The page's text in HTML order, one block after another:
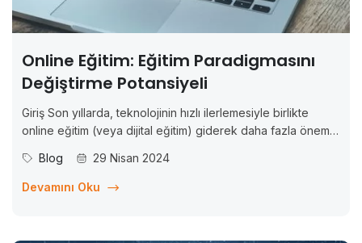
Online Eğitim: Eğitim Paradigmasını
Değiştirme Potansiyeli
Giriş Son yıllarda, teknolojinin hızlı ilerlemesiyle birlikte
online eğitim (veya dijital eğitim) giderek daha fazla önem
platformların gelişimiyle birlikte, online kurslar eğitimde
önemli bir yer edinmiştir. Bu makalede, online kursların
Blog 29 Nisan 2024
Devamını Oku